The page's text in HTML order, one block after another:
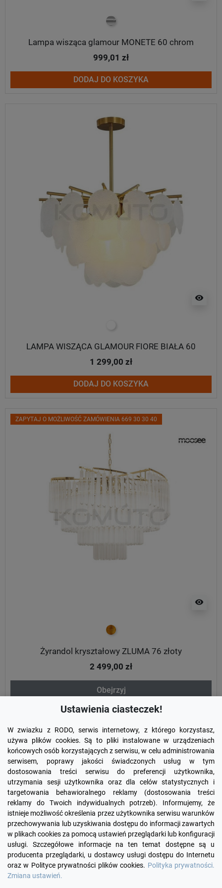
chrom
Lampa wisząca glamour MONETE 60 chrom
999,01 zł
DODAJ DO KOSZYKA
visibility
LAMPA WISZĄCA GLAMOUR FIORE BIAŁA 60
1 299,00 zł
DODAJ DO KOSZYKA
ZAPYTAJ O MOŻLIWOŚĆ ZAMÓWIENIA 669 30 30 40
visibility
złoty
Żyrandol kryształowy ZLUMA 76 złoty
2 499,00 zł
Obejrzyj
FacebookYouTubePinterest
Ustawienia ciasteczek!
W zwiazku z RODO, serwis internetowy, z którego korzystasz,
używa plików cookies. Są to pliki instalowane w urządzeniach
końcowych osób korzystających z serwisu, w celu administrowania
serwisem, poprawy jakości świadczonych usług w tym
dostosowania treści serwisu do preferencji użytkownika,
utrzymania sesji użytkownika oraz dla celów statystycznych i
targetowania behawioralnego reklamy (dostosowania treści
reklamy do Twoich indywidualnych potrzeb). Informujemy, że
istnieje możliwość określenia przez użytkownika serwisu warunków
przechowywania lub uzyskiwania dostępu do informacji zawartych
w plikach cookies za pomocą ustawień przeglądarki lub konfiguracji
usługi. Szczegółowe informacje na ten temat dostępne są u
producenta przeglądarki, u dostawcy usługi dostępu do Internetu
oraz w Polityce prywatności plików cookies. Polityka prywatności.
Zmiana ustawień.
PRODUKTY 
INFORMACJE 